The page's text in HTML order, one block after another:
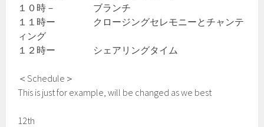
１０時－ ブランチ
１１時ー クロージングセレモニーとチャンテ
ィング
１２時ー シェアリングタイム
＜Schedule＞
This is just for example, will be changed as we best
12th